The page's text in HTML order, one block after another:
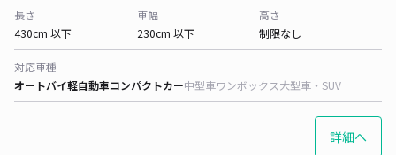
長さ
430cm 以下
車幅
230cm 以下
高さ
制限なし
対応車種
オートバイ軽自動車コンパクトカー中型車ワンボックス大型車・SUV
詳細へ